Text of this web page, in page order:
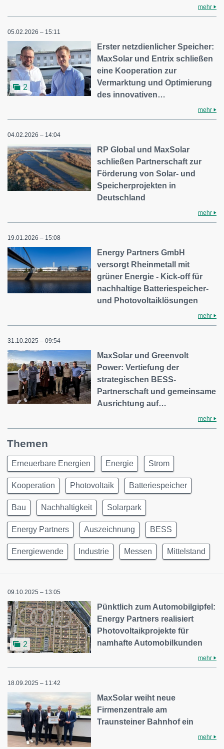
mehr
05.02.2026 – 15:11
2
Erster netzdienlicher Speicher:
MaxSolar und Entrix schließen
eine Kooperation zur
Vermarktung und Optimierung
des innovativen…
mehr
04.02.2026 – 14:04
RP Global und MaxSolar
schließen Partnerschaft zur
Förderung von Solar- und
Speicherprojekten in
Deutschland
mehr
19.01.2026 – 15:08
Energy Partners GmbH
versorgt Rheinmetall mit
grüner Energie - Kick-off für
nachhaltige Batteriespeicher-
und Photovoltaiklösungen
mehr
31.10.2025 – 09:54
MaxSolar und Greenvolt
Power: Vertiefung der
strategischen BESS-
Partnerschaft und gemeinsame
Ausrichtung auf…
mehr
Themen
Erneuerbare Energien Energie Strom
Kooperation Photovoltaik Batteriespeicher
Bau Nachhaltigkeit Solarpark
Energy Partners Auszeichnung BESS
Energiewende Industrie Messen Mittelstand
09.10.2025 – 13:05
2
Pünktlich zum Automobilgipfel:
Energy Partners realisiert
Photovoltaikprojekte für
namhafte Automobilkunden
mehr
18.09.2025 – 11:42
MaxSolar weiht neue
Firmenzentrale am
Traunsteiner Bahnhof ein
mehr